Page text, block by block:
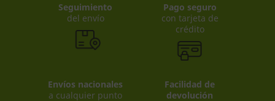
Seguimiento
del envío
Pago seguro
con tarjeta de
crédito
Envíos nacionales
a cualquier punto
Facilidad de
devolución